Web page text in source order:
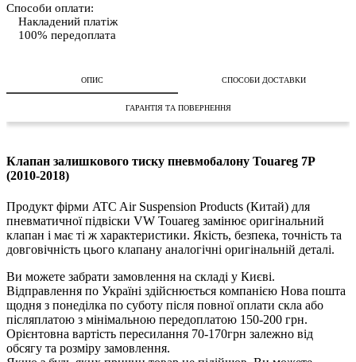
Способи оплати:
Накладений платіж
100% передоплата
ОПИС СПОСОБИ ДОСТАВКИ
ГАРАНТІЯ ТА ПОВЕРНЕННЯ
Клапан залишкового тиску пневмобалону Touareg 7P
(2010-2018)
Продукт фірми ATC Air Suspension Products (Китай) для
пневматичної підвіски VW Touareg замінює оригінальний
клапан і має ті ж характеристики. Якість, безпека, точність та
довговічність цього клапану аналогічні оригінальній деталі.
Ви можете забрати замовлення на складі у Києві.
Відправлення по Україні здійснюється компанією Нова пошта
щодня з понеділка по суботу після повної оплати скла або
післяплатою з мінімальною передоплатою 150-200 грн.
Орієнтовна вартість пересилання 70-170грн залежно від
обсягу та розміру замовлення.